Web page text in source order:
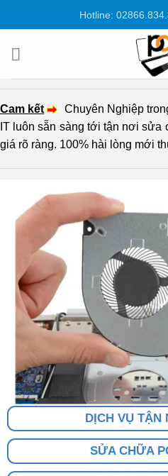
dung
Hotline:
Cam kết
Chuyên Nghiệp
IT luôn sẵn sàng tới tận nơi
giá rõ ràng. 100% hài lòng mới
DỊCH VỤ TẬN
SỬA CHỮA